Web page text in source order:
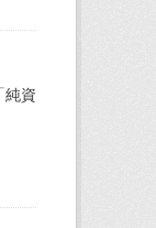
純資